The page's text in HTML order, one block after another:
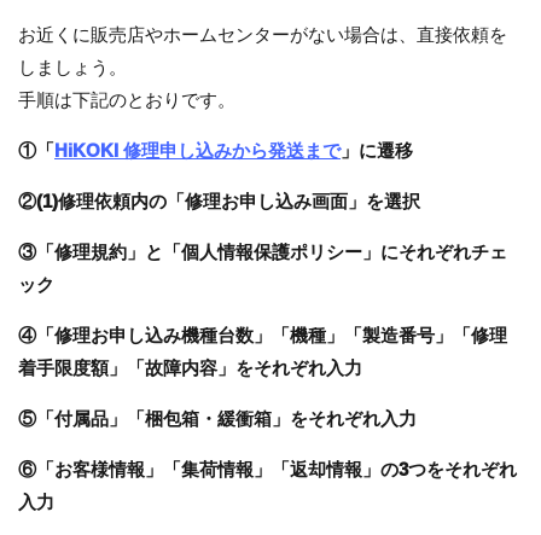
お近くに販売店やホームセンターがない場合は、直接依頼を
しましょう。
手順は下記のとおりです。
①「HiKOKI 修理申し込みから発送まで」に遷移
②(1)修理依頼内の「修理お申し込み画面」を選択
③「修理規約」と「個人情報保護ポリシー」にそれぞれチェ
ック
④「修理お申し込み機種台数」「機種」「製造番号」「修理
着手限度額」「故障内容」をそれぞれ入力
⑤「付属品」「梱包箱・緩衝箱」をそれぞれ入力
⑥「お客様情報」「集荷情報」「返却情報」の3つをそれぞれ
入力